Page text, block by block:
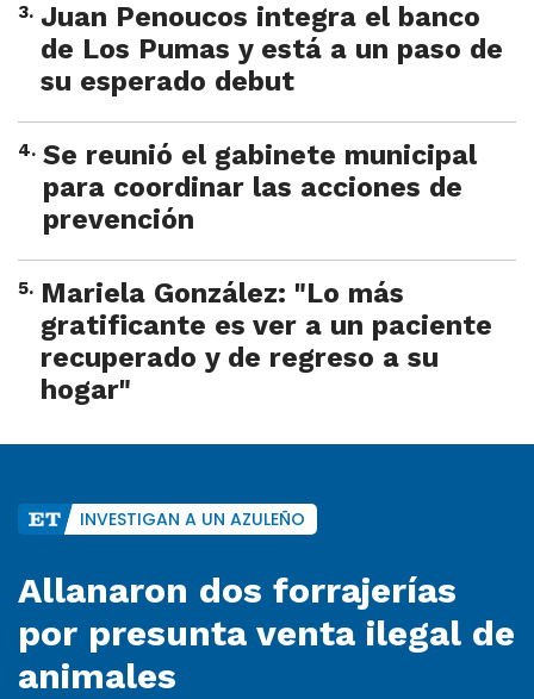
3. Juan Penoucos integra el banco
de Los Pumas y está a un paso de
su esperado debut
4. Se reunió el gabinete municipal
para coordinar las acciones de
prevención
5. Mariela González: "Lo más
gratificante es ver a un paciente
recuperado y de regreso a su
hogar"
INVESTIGAN A UN AZULEÑO
Allanaron dos forrajerías
por presunta venta ilegal de
animales